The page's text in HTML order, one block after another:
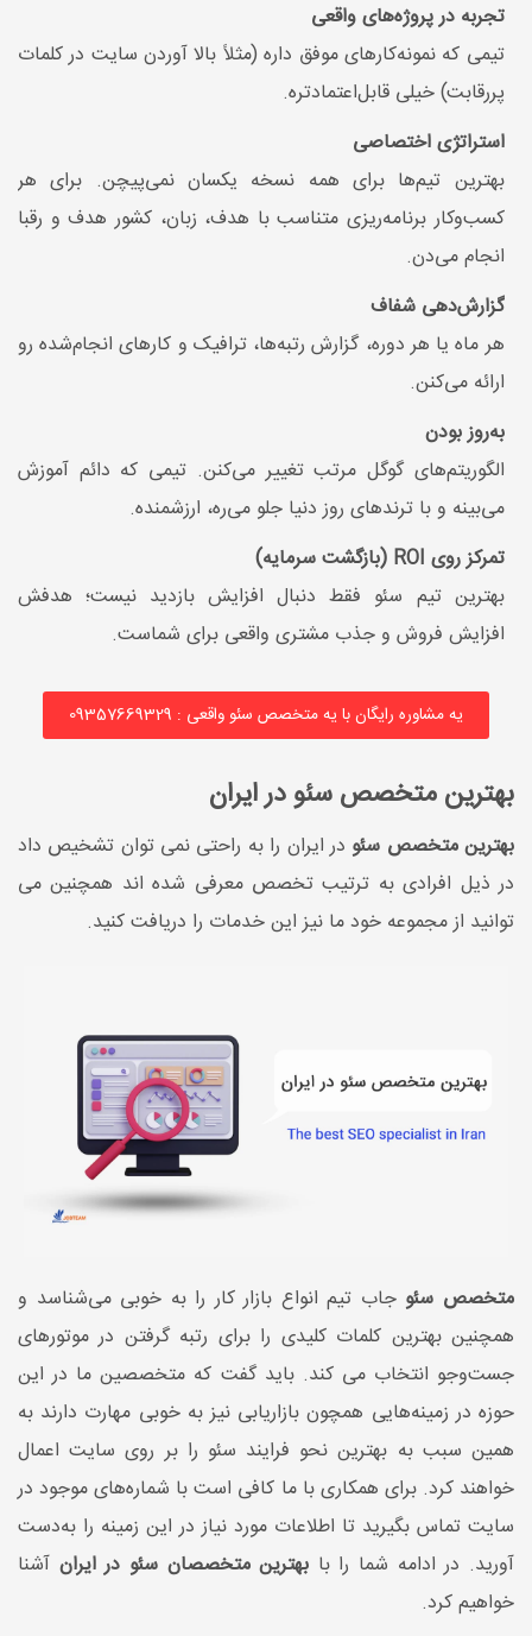
تجربه در پروژه‌های واقعی
تیمی که نمونه‌کارهای موفق داره (مثلاً بالا آوردن سایت در کلمات
پررقابت) خیلی قابل‌اعتمادتره.
استراتژی اختصاصی
بهترین تیم‌ها برای همه نسخه یکسان نمی‌پیچن. برای هر
کسب‌وکار برنامه‌ریزی متناسب با هدف، زبان، کشور هدف و رقبا
انجام می‌دن.
گزارش‌دهی شفاف
هر ماه یا هر دوره، گزارش رتبه‌ها، ترافیک و کارهای انجام‌شده رو
ارائه می‌کنن.
به‌روز بودن
الگوریتم‌های گوگل مرتب تغییر می‌کنن. تیمی که دائم آموزش
می‌بینه و با ترندهای روز دنیا جلو می‌ره، ارزشمنده.
تمرکز روی ROI (بازگشت سرمایه)
بهترین تیم سئو فقط دنبال افزایش بازدید نیست؛ هدفش
افزایش فروش و جذب مشتری واقعی برای شماست.
یه مشاوره رایگان با یه متخصص سئو واقعی : 09357669329
بهترین متخصص سئو در ایران
بهترین متخصص سئو در ایران را به راحتی نمی توان تشخیص داد
در ذیل افرادی به ترتیب تخصص معرفی شده اند همچنین می
توانید از مجموعه خود ما نیز این خدمات را دریافت کنید.
متخصص سئو جاب تیم انواع بازار کار را به خوبی می‌شناسد و
همچنین بهترین کلمات کلیدی را برای رتبه گرفتن در موتورهای
جست‌وجو انتخاب می کند. باید گفت که متخصصین ما در این
حوزه در زمینه‌هایی همچون بازاریابی نیز به خوبی مهارت دارند به
همین سبب به بهترین نحو فرایند سئو را بر روی سایت اعمال
خواهند کرد. برای همکاری با ما کافی است با شماره‌های موجود در
سایت تماس بگیرید تا اطلاعات مورد نیاز در این زمینه را به‌دست
آورید. در ادامه شما را با بهترین متخصصان سئو در ایران آشنا
خواهیم کرد.